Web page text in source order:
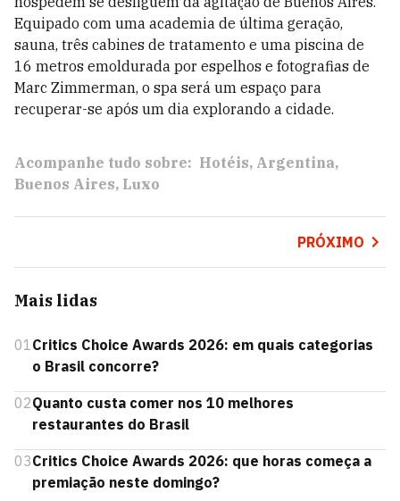
Equipado com uma academia de última geração,
sauna, três cabines de tratamento e uma piscina de
16 metros emoldurada por espelhos e fotografias de
Marc Zimmerman, o spa será um espaço para
recuperar-se após um dia explorando a cidade.
Acompanhe tudo sobre: Hotéis Argentina
Buenos Aires Luxo
PRÓXIMO
Mais lidas
01 Critics Choice Awards 2026: em quais categorias
o Brasil concorre?
02Quanto custa comer nos 10 melhores
restaurantes do Brasil
03Critics Choice Awards 2026: que horas começa a
premiação neste domingo?